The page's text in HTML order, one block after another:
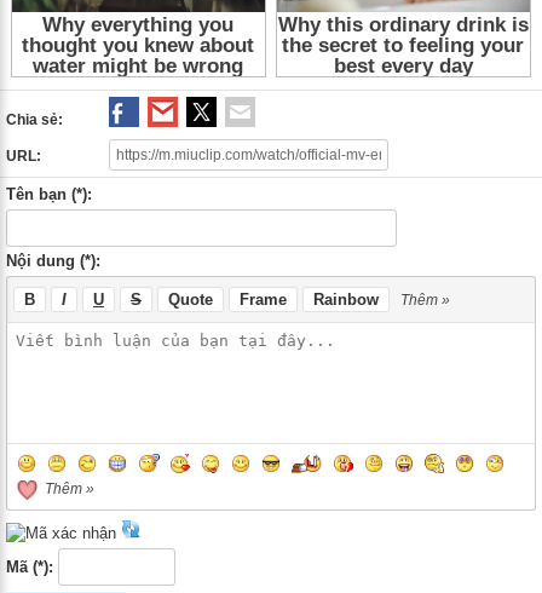
Chia sẻ:
URL:
Tên bạn (*):
Nội dung (*):
B I U S Quote Frame Rainbow Thêm »
Thêm »
Mã (*):